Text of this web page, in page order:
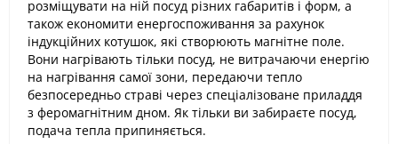
розміщувати на ній посуд різних габаритів і форм, а
також економити енергоспоживання за рахунок
індукційних котушок, які створюють магнітне поле.
Вони нагрівають тільки посуд, не витрачаючи енергію
на нагрівання самої зони, передаючи тепло
безпосередньо страві через спеціалізоване приладдя
з феромагнітним дном. Як тільки ви забираєте посуд,
подача тепла припиняється.